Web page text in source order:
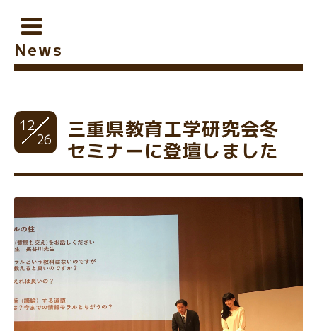
News
12
26
三重県教育工学研究会冬
セミナーに登壇しました